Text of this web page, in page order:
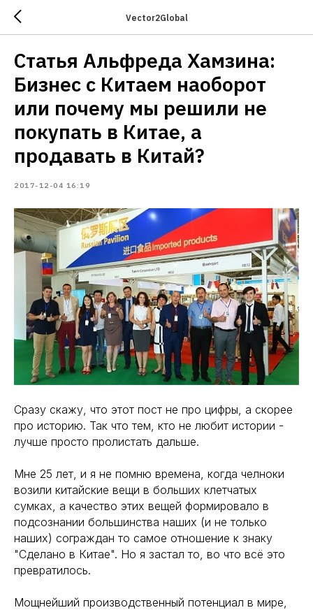
Vector2Global
Статья Альфреда Хамзина:
Бизнес с Китаем наоборот
или почему мы решили не
покупать в Китае, а
продавать в Китай?
2017-12-04 16:19
Сразу скажу, что этот пост не про цифры, а скорее
про историю. Так что тем, кто не любит истории -
лучше просто пролистать дальше.
Мне 25 лет, и я не помню времена, когда челноки
возили китайские вещи в больших клетчатых
сумках, а качество этих вещей формировало в
подсознании большинства наших (и не только
наших) сограждан то самое отношение к знаку
"Сделано в Китае". Но я застал то, во что всё это
превратилось.
Мощнейший производственный потенциал в мире,